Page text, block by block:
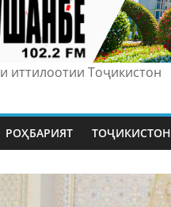
иттилоотии Тоҷикистон
РОҲБАРИЯТ ТОҶИКИСТОН